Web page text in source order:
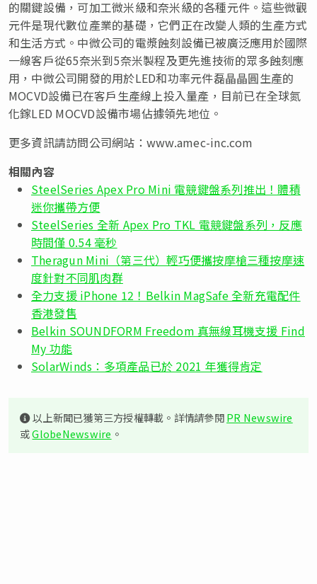
的關鍵設備，可加工微米級和奈米級的各種元件。這些微觀
元件是現代數位產業的基礎，它們正在改變人類的生產方式
和生活方式。中微公司的電漿蝕刻設備已被廣泛應用於國際
一線客戶從65奈米到5奈米製程及更先進技術的眾多蝕刻應
用，中微公司開發的用於LED和功率元件磊晶晶圓生產的
MOCVD設備已在客戶生產線上投入量產，目前已在全球氮
化鎵LED MOCVD設備市場佔據領先地位。
更多資訊請訪問公司網站：www.amec-inc.com
相關內容
SteelSeries Apex Pro Mini 電競鍵盤系列推出！體積
迷你攜帶方便
SteelSeries 全新 Apex Pro TKL 電競鍵盤系列，反應
時間僅 0.54 毫秒
Theragun Mini（第三代）輕巧便攜按摩槍三種按摩速
度針對不同肌肉群
全力支援 iPhone 12！Belkin MagSafe 全新充電配件
香港發售
Belkin SOUNDFORM Freedom 真無線耳機支援 Find
My 功能
SolarWinds：多項產品已於 2021 年獲得肯定
以上新聞已獲第三方授權轉載。詳情請參閱PR Newswire
或GlobeNewswire 。